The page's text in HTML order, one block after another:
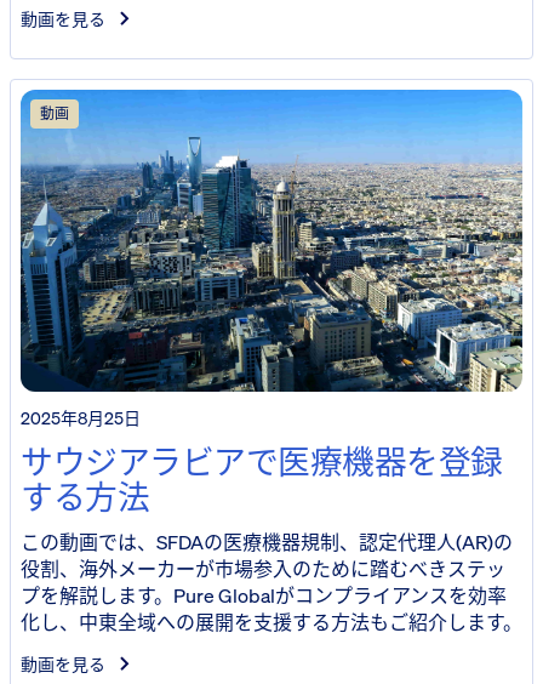
動画を見る
動画
2025年8月25日
サウジアラビアで医療機器を登録
する方法
この動画では、SFDAの医療機器規制、認定代理人(AR)の
役割、海外メーカーが市場参入のために踏むべきステッ
プを解説します。Pure Globalがコンプライアンスを効率
化し、中東全域への展開を支援する方法もご紹介します。
動画を見る